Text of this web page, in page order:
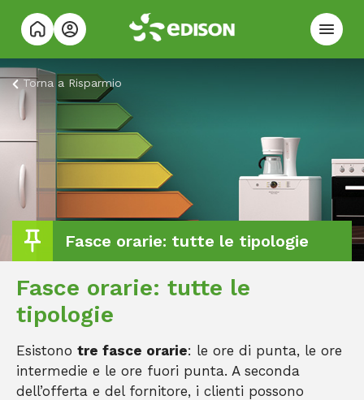
Torna a Risparmio
Fasce orarie: tutte le tipologie
Fasce orarie: tutte le
tipologie
Esistono tre fasce orarie: le ore di punta, le ore
intermedie e le ore fuori punta. A seconda
dell’offerta e del fornitore, i clienti possono